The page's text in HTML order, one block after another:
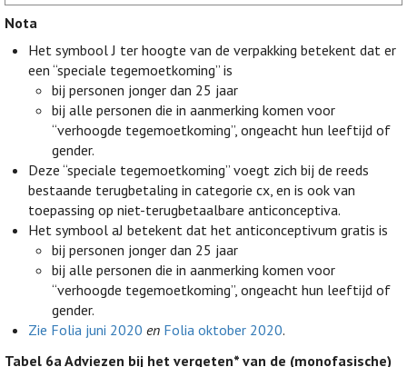
Nota
Het symbool J ter hoogte van de verpakking betekent dat er
een “speciale tegemoetkoming” is
bij personen jonger dan 25 jaar
bij alle personen die in aanmerking komen voor
“verhoogde tegemoetkoming”, ongeacht hun leeftijd of
gender.
Deze “speciale tegemoetkoming” voegt zich bij de reeds
bestaande terugbetaling in categorie cx, en is ook van
toepassing op niet-terugbetaalbare anticonceptiva.
Het symbool aJ betekent dat het anticonceptivum gratis is
bij personen jonger dan 25 jaar
bij alle personen die in aanmerking komen voor
“verhoogde tegemoetkoming”, ongeacht hun leeftijd of
gender.
Zie Folia juni 2020 en Folia oktober 2020.
Tabel 6aAdviezen bij het vergeten* van de (monofasische)